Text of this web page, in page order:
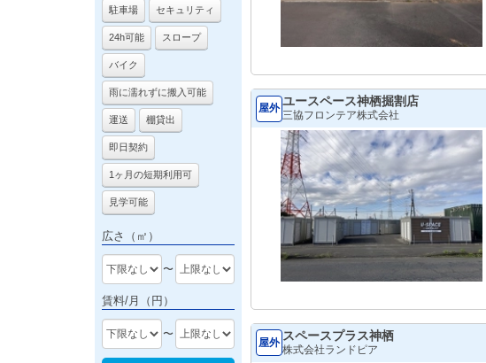
駐車場 セキュリティ
24h可能 スロープ
バイク
雨に濡れずに搬入可能
運送 棚貸出
即日契約
1ヶ月の短期利用可
見学可能
広さ（㎡）
〜
賃料/月（円）
〜
屋外 ユースペース神栖掘割店
三協フロンテア株式会社
屋外 スペースプラス神栖
株式会社ランドピア